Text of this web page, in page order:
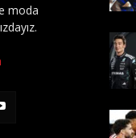
moda